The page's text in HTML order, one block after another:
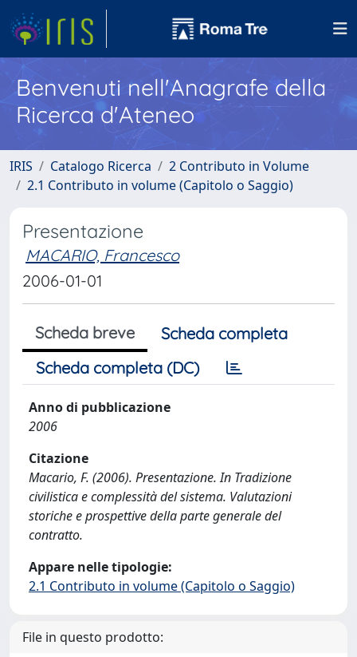
Benvenuti nell'Anagrafe della
Ricerca d'Ateneo
IRIS Catalogo Ricerca
2 Contributo in Volume
2.1 Contributo in volume (Capitolo o Saggio)
Presentazione
MACARIO, Francesco
2006-01-01
Scheda breve
Scheda completa
Scheda completa (DC)
Anno di pubblicazione
2006
Citazione
Macario, F. (2006). Presentazione. In Tradizione
civilistica e complessità del sistema. Valutazioni
storiche e prospettive della parte generale del
contratto.
Appare nelle tipologie:
2.1 Contributo in volume (Capitolo o Saggio)
File in questo prodotto: